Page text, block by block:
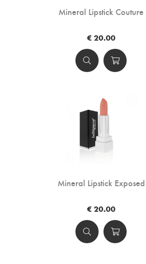
Mineral Lipstick Couture
€ 20.00
Mineral Lipstick Exposed
€ 20.00